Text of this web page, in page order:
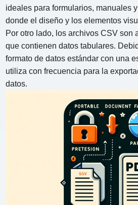
ideales para formularios, manuales
donde el diseño y los elementos
Por otro lado, los archivos CSV son
que contienen datos tabulares.
formato de datos estándar con una
utiliza con frecuencia para la
datos.